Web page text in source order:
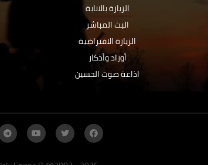
الزيارة بالانابة
البث المباشر
الزيارة الافتراضية
أوراد وأذكار
اذاعة صوت الحسين